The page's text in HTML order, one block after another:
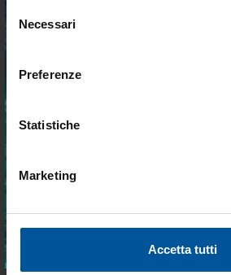
vantaggiose e selezionate per
delNecessari
Preferenze
Statistiche
Marketing
Accetta tutti
Disponibile
€ 5,12
- 30%